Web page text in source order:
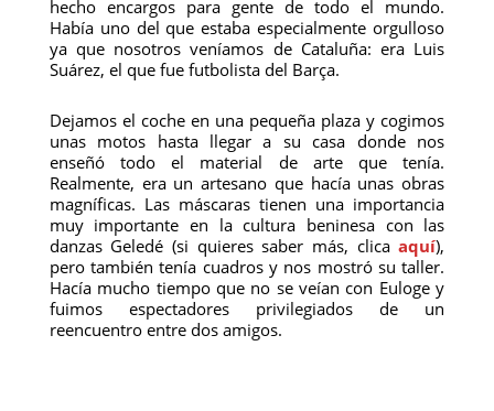
hecho encargos para gente de todo el mundo.
Había uno del que estaba especialmente orgulloso
ya que nosotros veníamos de Cataluña: era Luis
Suárez, el que fue futbolista del Barça.
Dejamos el coche en una pequeña plaza y cogimos
unas motos hasta llegar a su casa donde nos
enseñó todo el material de arte que tenía.
Realmente, era un artesano que hacía unas obras
magníficas. Las máscaras tienen una importancia
muy importante en la cultura beninesa con las
danzas Geledé (si quieres saber más, clicaaquí),
pero también tenía cuadros y nos mostró su taller.
Hacía mucho tiempo que no se veían con Euloge y
fuimos espectadores privilegiados de un
reencuentro entre dos amigos.